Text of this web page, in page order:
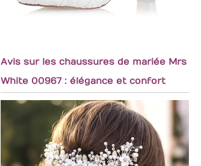
Avis sur les chaussures de mariée Mrs
White 00967 : élégance et confort